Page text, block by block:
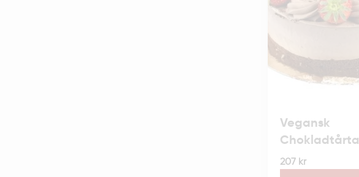
Vegansk
Chokladtårta
207 kr